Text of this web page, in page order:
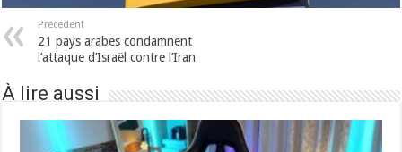
Précédent
21 pays arabes condamnent
l’attaque d’Israël contre l’Iran
À lire aussi